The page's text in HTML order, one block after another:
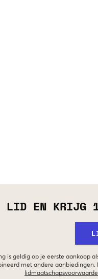
LID EN KRIJG
is geldig op je eerste aankoop
met andere